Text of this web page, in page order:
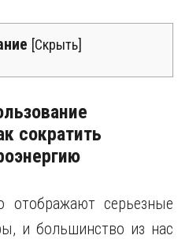
[Скрыть]
сократить
отображают серьезные
и большинство из нас